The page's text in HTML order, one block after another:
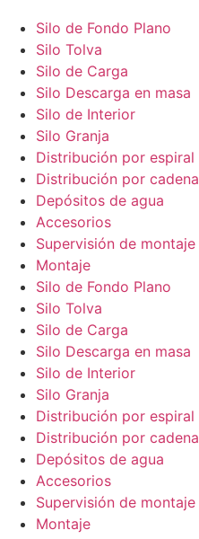
Silo de Fondo Plano
Silo Tolva
Silo de Carga
Silo Descarga en masa
Silo de Interior
Silo Granja
Distribución por espiral
Distribución por cadena
Depósitos de agua
Accesorios
Supervisión de montaje
Montaje
Silo de Fondo Plano
Silo Tolva
Silo de Carga
Silo Descarga en masa
Silo de Interior
Silo Granja
Distribución por espiral
Distribución por cadena
Depósitos de agua
Accesorios
Supervisión de montaje
Montaje